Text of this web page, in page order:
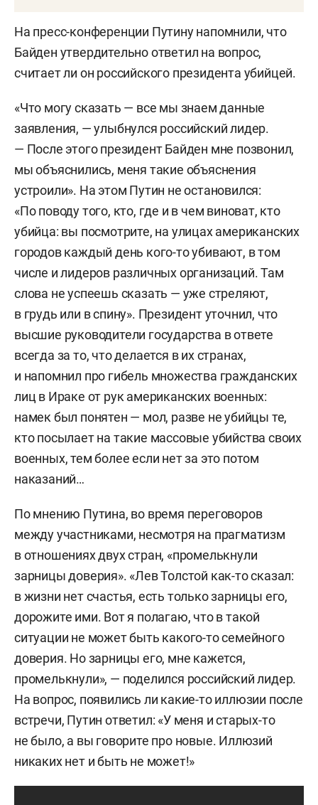
На пресс-конференции Путину напомнили, что
Байден утвердительно ответил на вопрос,
считает ли он российского президента убийцей.
«Что могу сказать — все мы знаем данные
заявления, — улыбнулся российский лидер.
— После этого президент Байден мне позвонил,
мы объяснились, меня такие объяснения
устроили». На этом Путин не остановился:
«По поводу того, кто, где и в чем виноват, кто
убийца: вы посмотрите, на улицах американских
городов каждый день кого-то убивают, в том
числе и лидеров различных организаций. Там
слова не успеешь сказать — уже стреляют,
в грудь или в спину». Президент уточнил, что
высшие руководители государства в ответе
всегда за то, что делается в их странах,
и напомнил про гибель множества гражданских
лиц в Ираке от рук американских военных:
намек был понятен — мол, разве не убийцы те,
кто посылает на такие массовые убийства своих
военных, тем более если нет за это потом
наказаний…
По мнению Путина, во время переговоров
между участниками, несмотря на прагматизм
в отношениях двух стран, «промелькнули
зарницы доверия». «Лев Толстой как-то сказал:
в жизни нет счастья, есть только зарницы его,
дорожите ими. Вот я полагаю, что в такой
ситуации не может быть какого-то семейного
доверия. Но зарницы его, мне кажется,
промелькнули», — поделился российский лидер.
На вопрос, появились ли какие-то иллюзии после
встречи, Путин ответил: «У меня и старых-то
не было, а вы говорите про новые. Иллюзий
никаких нет и быть не может!»